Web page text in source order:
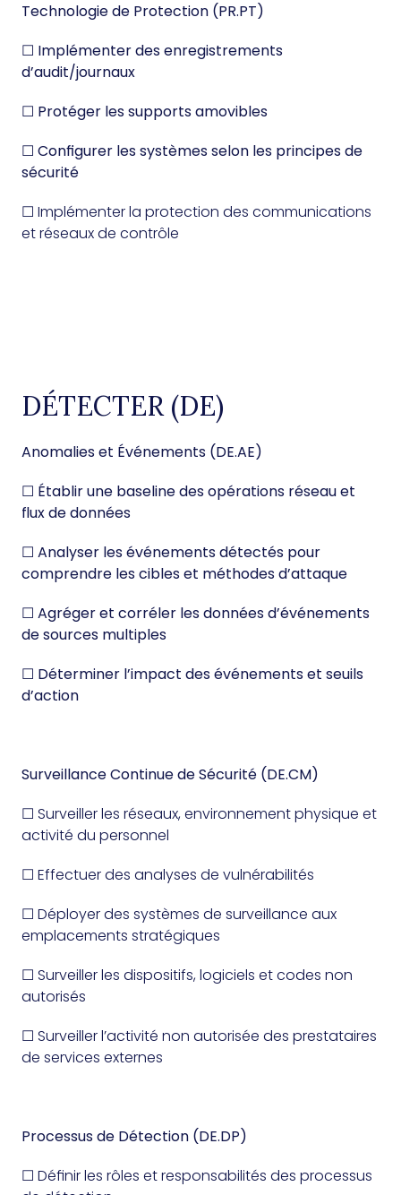
Technologie de Protection (PR.PT)
☐ Implémenter des enregistrements
d’audit/journaux
☐ Protéger les supports amovibles
☐ Configurer les systèmes selon les principes de
sécurité
☐ Implémenter la protection des communications
et réseaux de contrôle
DÉTECTER (DE)
Anomalies et Événements (DE.AE)
☐ Établir une baseline des opérations réseau et
flux de données
☐ Analyser les événements détectés pour
comprendre les cibles et méthodes d’attaque
☐ Agréger et corréler les données d’événements
de sources multiples
☐ Déterminer l’impact des événements et seuils
d’action
Surveillance Continue de Sécurité (DE.CM)
☐ Surveiller les réseaux, environnement physique et
activité du personnel
☐ Effectuer des analyses de vulnérabilités
☐ Déployer des systèmes de surveillance aux
emplacements stratégiques
☐ Surveiller les dispositifs, logiciels et codes non
autorisés
☐ Surveiller l’activité non autorisée des prestataires
de services externes
Processus de Détection (DE.DP)
☐ Définir les rôles et responsabilités des processus